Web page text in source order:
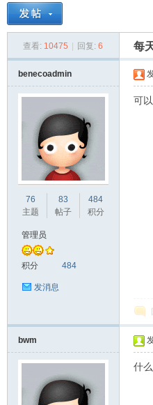
co
› › ›
查看: 10475 回复: 6 每
benecoadmin
76
主题
83
帖子
484
积分
管理员
积分 484
发消息
可
bwm
什